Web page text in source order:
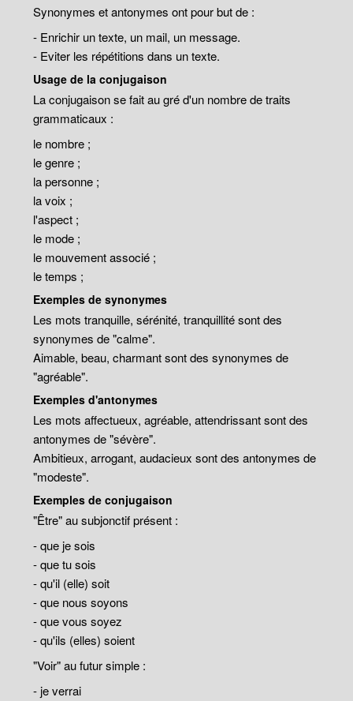
Synonymes et antonymes ont pour but de :
- Enrichir un texte, un mail, un message.
- Eviter les répétitions dans un texte.
Usage de la conjugaison
La conjugaison se fait au gré d'un nombre de traits
grammaticaux :
le nombre ;
le genre ;
la personne ;
la voix ;
l'aspect ;
le mode ;
le mouvement associé ;
le temps ;
Exemples de synonymes
Les mots tranquille, sérénité, tranquillité sont des
synonymes de "calme".
Aimable, beau, charmant sont des synonymes de
"agréable".
Exemples d'antonymes
Les mots affectueux, agréable, attendrissant sont des
antonymes de "sévère".
Ambitieux, arrogant, audacieux sont des antonymes de
"modeste".
Exemples de conjugaison
"Être" au subjonctif présent :
- que je sois
- que tu sois
- qu'il (elle) soit
- que nous soyons
- que vous soyez
- qu'ils (elles) soient
"Voir" au futur simple :
- je verrai